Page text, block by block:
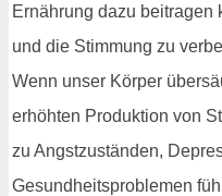
Ernährung dazu beitragen
und die Stimmung zu
Wenn unser Körper
erhöhten Produktion von
zu Angstzuständen,
Gesundheitsproblemen